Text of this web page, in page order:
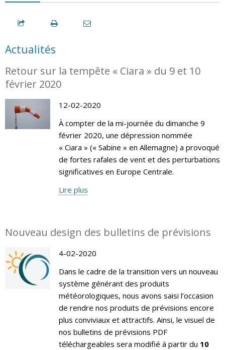
Actualités
Retour sur la tempête « Ciara » du 9 et 10
février 2020
12-02-2020
À compter de la mi-journée du dimanche 9
février 2020, une dépression nommée
« Ciara » (« Sabine » en Allemagne) a provoqué
de fortes rafales de vent et des perturbations
significatives en Europe Centrale.
Lire plus
Nouveau design des bulletins de prévisions
4-02-2020
Dans le cadre de la transition vers un nouveau
système générant des produits
météorologiques, nous avons saisi l’occasion
de rendre nos produits de prévisions encore
plus conviviaux et attractifs. Ainsi, le visuel de
nos bulletins de prévisions PDF
téléchargeables sera modifié à partir du 10